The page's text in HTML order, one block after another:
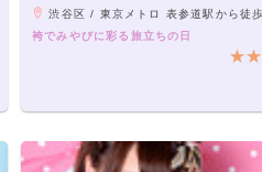
渋谷区 / 東京メトロ 表参道駅から徒
袴でみやびに彩る旅立ちの日